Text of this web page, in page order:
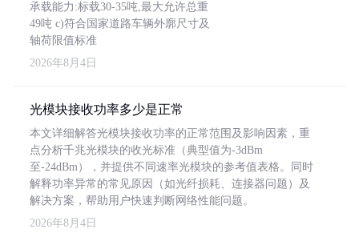
承载能力:标载30-35吨,最大允许总重
49吨 c)符合国家道路车辆外廓尺寸及
轴荷限值标准
2026年8月4日
光模块接收功率多少是正常
本文详细解答光模块接收功率的正常范围及影响因素，重
点分析千兆光模块的收光标准（典型值为-3dBm
至-24dBm），并提供不同速率光模块的参考值表格。同时
解释功率异常的常见原因（如光纤损耗、连接器问题）及
解决方案，帮助用户快速判断网络性能问题。
2026年8月4日